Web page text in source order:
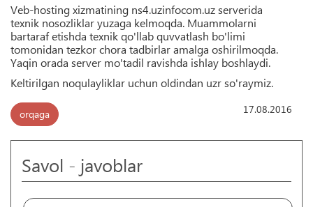
Veb-hosting xizmatining ns4.uzinfocom.uz serverida
texnik nosozliklar yuzaga kelmoqda. Muammolarni
bartaraf etishda texnik qo'llab quvvatlash bo'limi
tomonidan tezkor chora tadbirlar amalga oshirilmoqda.
Yaqin orada server mo'tadil ravishda ishlay boshlaydi.
Keltirilgan noqulayliklar uchun oldindan uzr so'raymiz.
orqaga 17.08.2016
Savol - javoblar